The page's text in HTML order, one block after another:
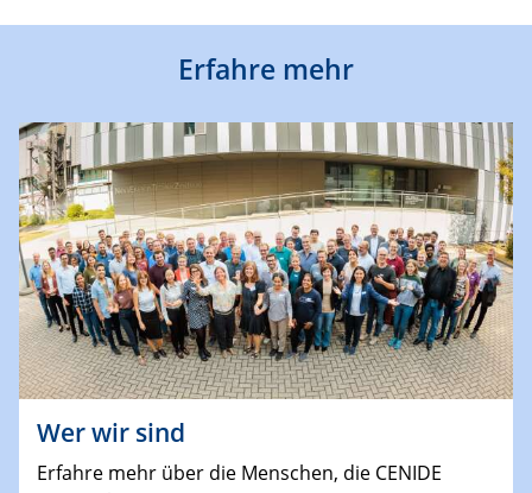
Erfahre mehr
Wer wir sind
Erfahre mehr über die Menschen, die CENIDE